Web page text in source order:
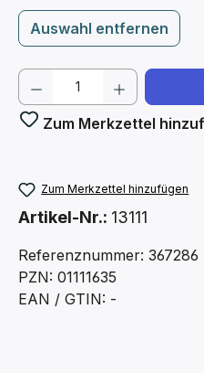
Auswahl entfernen
Produkt Anzahl:
Zum Merkzettel
Zum Merkzettel hinzufügen
Artikel-Nr.: 13111
Referenznummer: 367286
PZN: 01111635
EAN / GTIN: -